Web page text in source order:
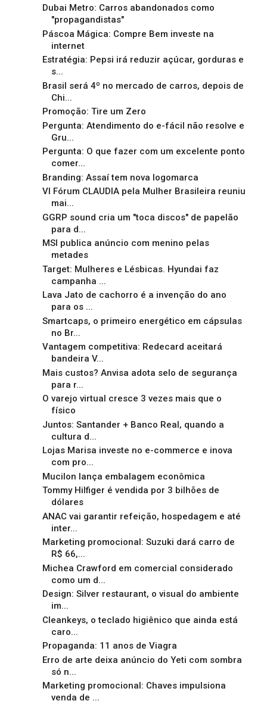
Dubai Metro: Carros abandonados como
"propagandistas"
Páscoa Mágica: Compre Bem investe na
internet
Estratégia: Pepsi irá reduzir açúcar, gorduras e
s...
Brasil será 4º no mercado de carros, depois de
Chi...
Promoção: Tire um Zero
Pergunta: Atendimento do e-fácil não resolve e
Gru...
Pergunta: O que fazer com um excelente ponto
comer...
Branding: Assaí tem nova logomarca
VI Fórum CLAUDIA pela Mulher Brasileira reuniu
mai...
GGRP sound cria um "toca discos" de papelão
para d...
MSI publica anúncio com menino pelas
metades
Target: Mulheres e Lésbicas. Hyundai faz
campanha ...
Lava Jato de cachorro é a invenção do ano
para os ...
Smartcaps, o primeiro energético em cápsulas
no Br...
Vantagem competitiva: Redecard aceitará
bandeira V...
Mais custos? Anvisa adota selo de segurança
para r...
O varejo virtual cresce 3 vezes mais que o
físico
Juntos: Santander + Banco Real, quando a
cultura d...
Lojas Marisa investe no e-commerce e inova
com pro...
Mucilon lança embalagem econômica
Tommy Hilfiger é vendida por 3 bilhões de
dólares
ANAC vai garantir refeição, hospedagem e até
inter...
Marketing promocional: Suzuki dará carro de
R$ 66,...
Michea Crawford em comercial considerado
como um d...
Design: Silver restaurant, o visual do ambiente
im...
Cleankeys, o teclado higiênico que ainda está
caro...
Propaganda: 11 anos de Viagra
Erro de arte deixa anúncio do Yeti com sombra
só n...
Marketing promocional: Chaves impulsiona
venda de ...